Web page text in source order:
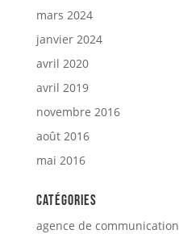
mars 2024
janvier 2024
avril 2020
avril 2019
novembre 2016
août 2016
mai 2016
Catégories
agence de communication